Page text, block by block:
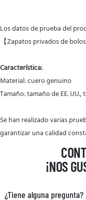
Los datos de prueba del
【Zapatos privados de bolos
Característica:
Material: cuero genuino
Tamaño: tamaño de EE.
Se han realizado varias
garantizar una calidad
¡NOS
¿Tiene alguna pregunta?